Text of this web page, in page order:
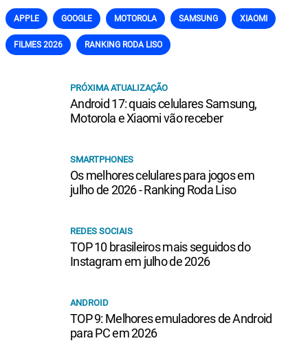
APPLE GOOGLE MOTOROLA SAMSUNG XIAOMI
FILMES 2026 RANKING RODA LISO
PRÓXIMA ATUALIZAÇÃO
Android 17: quais celulares Samsung,
Motorola e Xiaomi vão receber
SMARTPHONES
Os melhores celulares para jogos em
julho de 2026 - Ranking Roda Liso
REDES SOCIAIS
TOP 10 brasileiros mais seguidos do
Instagram em julho de 2026
ANDROID
TOP 9: Melhores emuladores de Android
para PC em 2026